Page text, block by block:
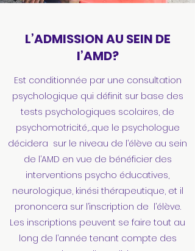
L’ADMISSION AU SEIN DE
l’AMD?
Est conditionnée par une consultation
psychologique qui définit sur base des
tests psychologiques scolaires, de
psychomotricité,…que le psychologue
décidera sur le niveau de l’élève au sein
de l’AMD en vue de bénéficier des
interventions psycho éducatives,
neurologique, kinési thérapeutique, et il
prononcera sur l’inscription de l’élève.
Les inscriptions peuvent se faire tout au
long de l’année tenant compte des